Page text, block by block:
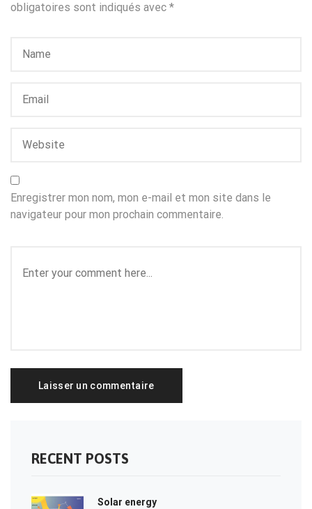
obligatoires sont indiqués avec *
Enregistrer mon nom, mon e-mail et mon site dans le
navigateur pour mon prochain commentaire.
RECENT POSTS
Solar energy